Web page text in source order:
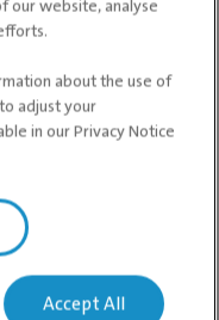
our website, analyse
about the use of
adjust your
in our Privacy Notice
Accept All